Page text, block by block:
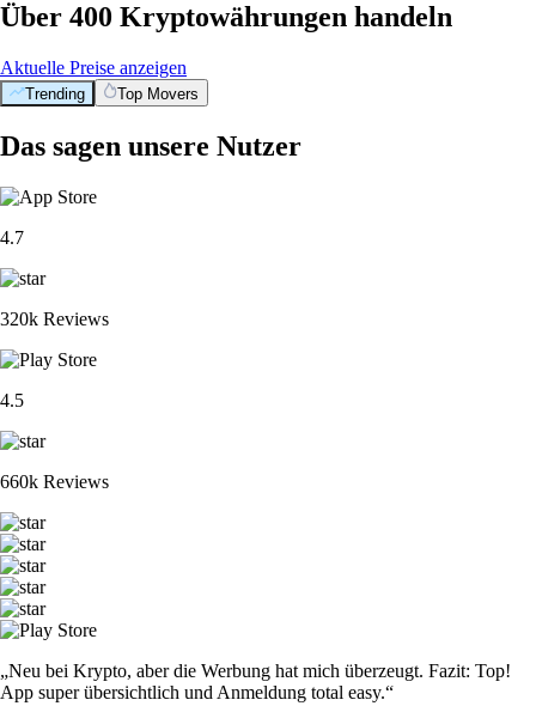
Über 400 Kryptowährungen handeln
Aktuelle Preise anzeigen
Trending Top Movers
Das sagen unsere Nutzer
4.7
320k Reviews
4.5
660k Reviews
„Neu bei Krypto, aber die Werbung hat mich überzeugt. Fazit: Top!
App super übersichtlich und Anmeldung total easy.“